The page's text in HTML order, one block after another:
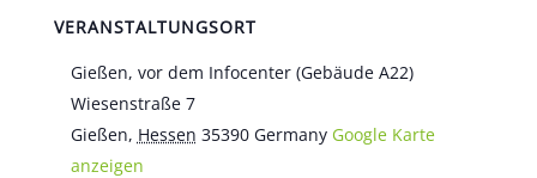
VERANSTALTUNGSORT
Gießen, vor dem Infocenter (Gebäude A22)
Wiesenstraße 7
Gießen, Hessen 35390 Germany Google Karte
anzeigen